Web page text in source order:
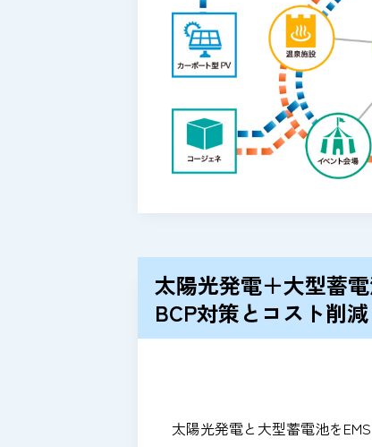
太陽光発電＋大型蓄
BCP対策とコスト削減
太陽光発電と大型蓄電池を